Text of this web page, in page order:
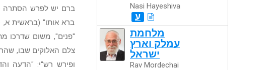
ברם יש לפרש הסתרה
ברא אותו" (בראשית א,
"פנים", משום שדרכו
צלם האלוקים שבו,
ופירש רש"י: "הדעה
Nasi Hayeshiva
ע
מלחמת
עמלק וארץ
ישראל
Rav Mordechai